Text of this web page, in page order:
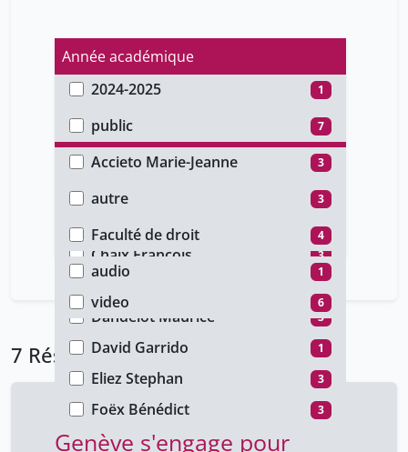
Année académique
2024-2025
1
2021-2022 3
Type d'accès
public
7
Auteur
Accieto Marie-Jeanne
3
Beer Charles 3
Bertossa Bita 3
Chaix François 3
1
Dandelot Maurice 3
David Garrido 1
Eliez Stephan 3
Foëx Bénédict 3
Gidari Wassmer Caterina
Type de document
autre
3
conference 4
Faculté
Faculté de droit
4
Type de média
audio
1
video 6
7 Résultats
Genève s'engage pour